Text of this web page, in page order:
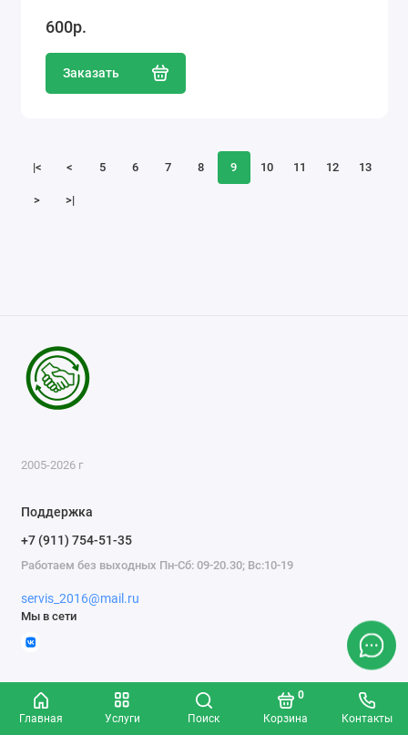
Главная Услуги Поиск Корзина
0
Контакты
600р.
Заказать
|< < 5 6 7 8 9 10 11 12 13
> >|
2005-2026 г
Поддержка
+7 (911) 754-51-35
Работаем без выходных Пн-Сб: 09-20.30; Вс:10-19
servis_2016@mail.ru
Мы в сети